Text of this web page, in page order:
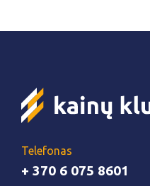
Telefonas
+ 370 6 075 8601